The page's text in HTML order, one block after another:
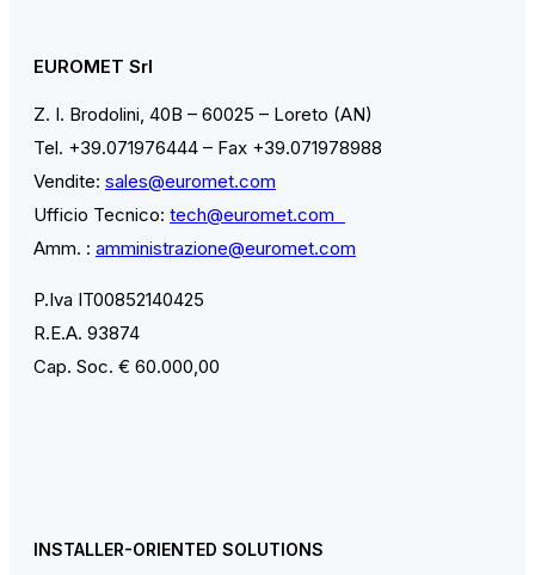
EUROMET Srl
Z. I. Brodolini, 40B – 60025 – Loreto (AN)
Tel. +39.071976444 – Fax +39.071978988
Vendite: sales@euromet.com
Ufficio Tecnico: tech@euromet.com
Amm. : amministrazione@euromet.com
P.Iva IT00852140425
R.E.A. 93874
Cap. Soc. € 60.000,00
INSTALLER-ORIENTED SOLUTIONS